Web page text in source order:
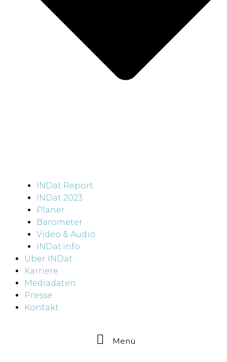
INDat Report
INDat 2023
Planer
Barometer
Video & Audio
INDat.info
Über INDat
Karriere
Mediadaten
Presse
Kontakt
Menü